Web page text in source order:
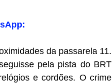
da passarela 11.
pela pista do BRT
e cordões. O crime